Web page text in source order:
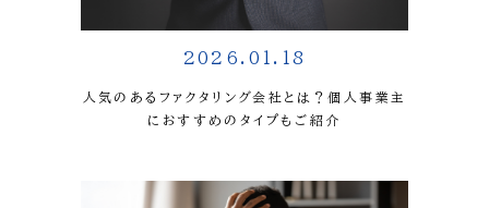
2026.01.18
人気のあるファクタリング会社とは？個人事業主
におすすめのタイプもご紹介